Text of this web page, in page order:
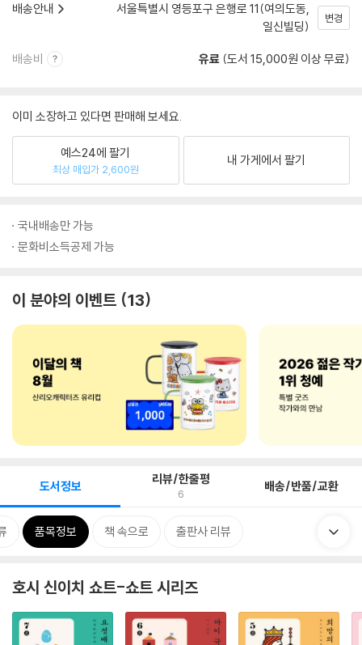
배송안내
서울특별시 영등포구 은행로 11(여의도동,
일신빌딩)
변경
배송비 유료 (도서 15,000원 이상 무료)
이미 소장하고 있다면 판매해 보세요.
예스24에 팔기
최상 매입가 2,600원
내 가게에서 팔기
국내배송만 가능
문화비소득공제 가능
이 분야의 이벤트 13
도서정보 리뷰/한줄평
6 배송/반품/교환
품목정보 책 속으로 출판사 리뷰
호시 신이치 쇼트-쇼트 시리즈